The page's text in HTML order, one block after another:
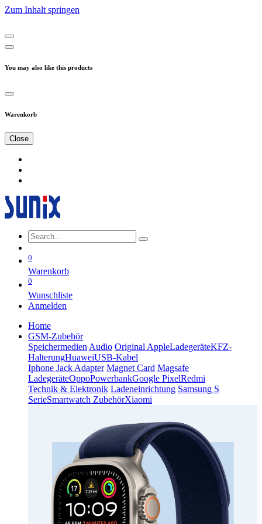
Zum Inhalt springen
You may also like this products
Warenkorb
Close
0
Warenkorb
0
Wunschliste
Anmelden
Home
GSM-Zubehör
Speichermedien Audio Original AppleLadegeräteKFZ-
HalterungHuaweiUSB-Kabel
Iphone Jack Adapter Magnet Card Magsafe
LadegeräteOppoPowerbankGoogle PixelRedmi
Technik & Elektronik Ladeneinrichtung Samsung S
SerieSmartwatch ZubehörXiaomi